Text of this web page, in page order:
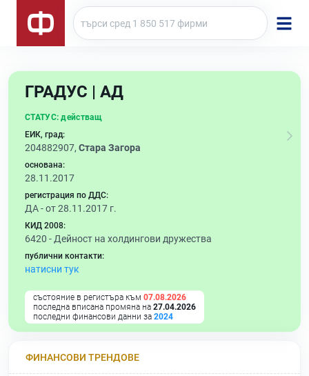
ГРАДУС | АД
СТАТУС: действащ
ЕИК, град:
204882907, Стара Загора
основана:
28.11.2017
регистрация по ДДС:
ДА - от 28.11.2017 г.
КИД 2008:
6420 - Дейност на холдингови дружества
публични контакти:
натисни тук
състояние в регистъра към 07.08.2026
последна вписана промяна на 27.04.2026
последни финансови данни за 2024
ФИНАНСОВИ ТРЕНДОВЕ